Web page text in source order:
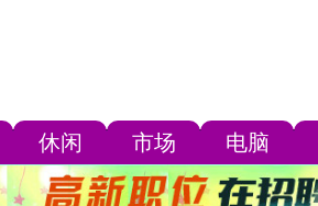
休闲 市场 电脑